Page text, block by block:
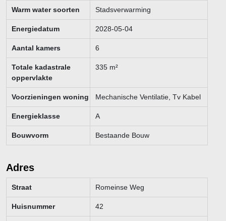
Warm water soorten Stadsverwarming
Energiedatum 2028-05-04
Aantal kamers 6
Totale kadastrale
oppervlakte
335 m²
Voorzieningen woning Mechanische Ventilatie, Tv Kabel
Energieklasse A
Bouwvorm Bestaande Bouw
Adres
Straat Romeinse Weg
Huisnummer 42